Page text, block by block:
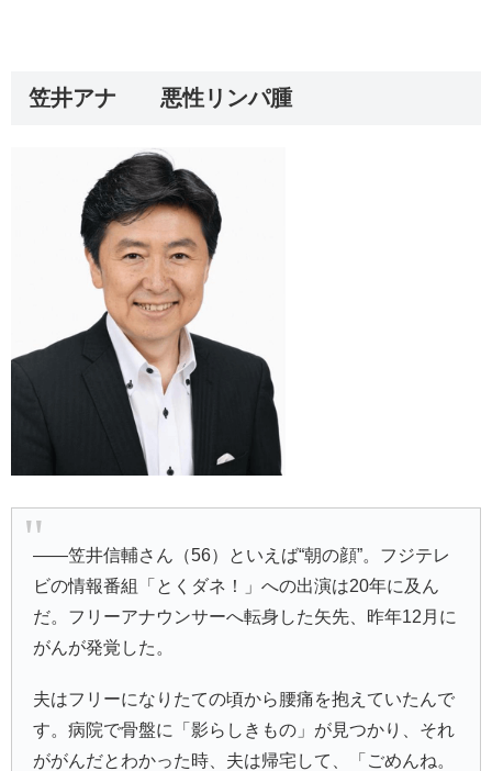
笠井アナ 悪性リンパ腫
――笠井信輔さん（56）といえば“朝の顔”。フジテレ
ビの情報番組「とくダネ！」への出演は20年に及ん
だ。フリーアナウンサーへ転身した矢先、昨年12月に
がんが発覚した。
夫はフリーになりたての頃から腰痛を抱えていたんで
す。病院で骨盤に「影らしきもの」が見つかり、それ
ががんだとわかった時、夫は帰宅して、「ごめんね。